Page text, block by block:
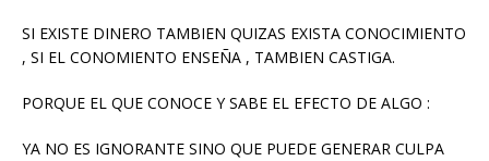
SI EXISTE DINERO TAMBIEN QUIZAS EXISTA CONOCIMIENTO
, SI EL CONOMIENTO ENSEÑA , TAMBIEN CASTIGA.
PORQUE EL QUE CONOCE Y SABE EL EFECTO DE ALGO :
YA NO ES IGNORANTE SINO QUE PUEDE GENERAR CULPA